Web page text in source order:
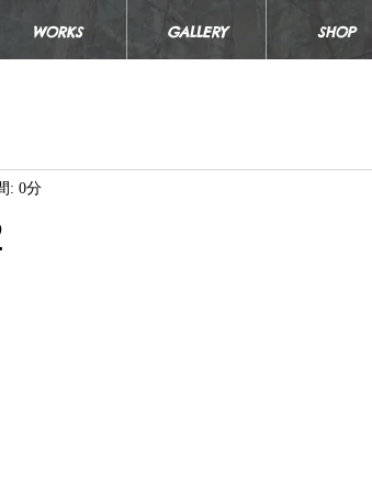
WORKS GALLERY SHOP
: 0分